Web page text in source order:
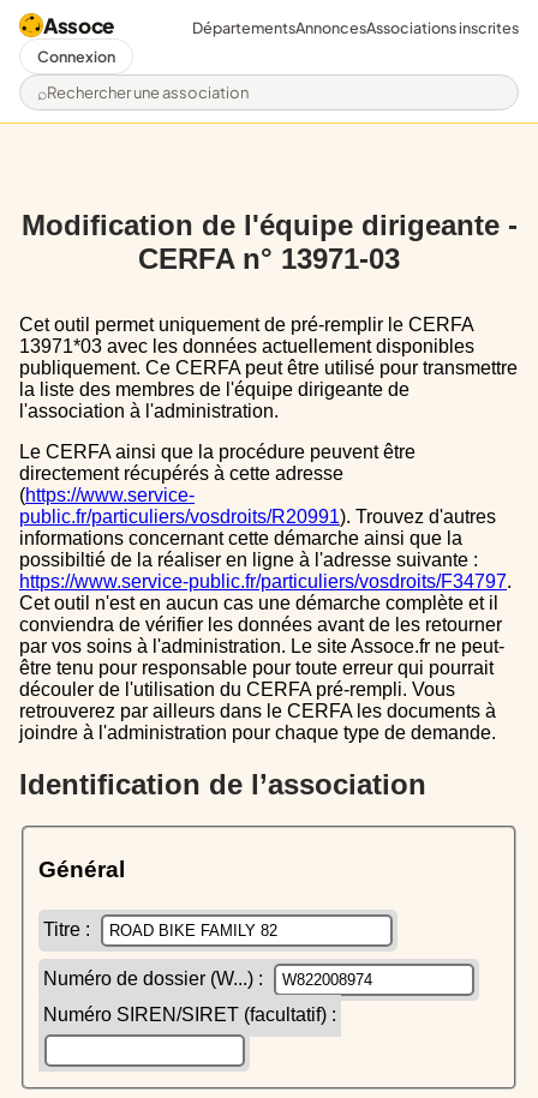
Assoce
Rechercher une association
DépartementsAnnoncesAssociations inscrites
Connexion
Modification de l'équipe dirigeante -
CERFA n° 13971-03
Cet outil permet uniquement de pré-remplir le CERFA
13971*03 avec les données actuellement disponibles
publiquement. Ce CERFA peut être utilisé pour transmettre
la liste des membres de l'équipe dirigeante de
l'association à l'administration.
Le CERFA ainsi que la procédure peuvent être
directement récupérés à cette adresse
(https://www.service-
public.fr/particuliers/vosdroits/R20991). Trouvez d'autres
informations concernant cette démarche ainsi que la
possibiltié de la réaliser en ligne à l'adresse suivante :
https://www.service-public.fr/particuliers/vosdroits/F34797.
Cet outil n'est en aucun cas une démarche complète et il
conviendra de vérifier les données avant de les retourner
par vos soins à l'administration. Le site Assoce.fr ne peut-
être tenu pour responsable pour toute erreur qui pourrait
découler de l'utilisation du CERFA pré-rempli. Vous
retrouverez par ailleurs dans le CERFA les documents à
joindre à l'administration pour chaque type de demande.
Identification de l’association
Général
Titre :
Numéro de dossier (W...) :
Numéro SIREN/SIRET (facultatif) :